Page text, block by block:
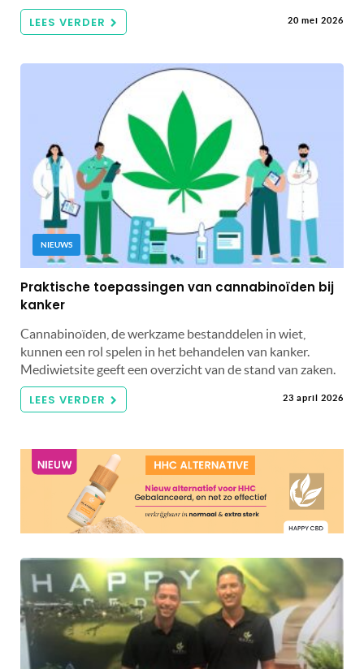
LEES VERDER 20 mei 2026
NIEUWS
Praktische toepassingen van cannabinoïden bij
kanker
Cannabinoïden, de werkzame bestanddelen in wiet,
kunnen een rol spelen in het behandelen van kanker.
Mediwietsite geeft een overzicht van de stand van zaken.
LEES VERDER 23 april 2026